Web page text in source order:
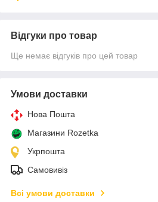
Відгуки про товар
Ще немає відгуків про цей товар
Умови доставки
Нова Пошта
Магазини Rozetka
Укрпошта
Самовивіз
Всі умови доставки